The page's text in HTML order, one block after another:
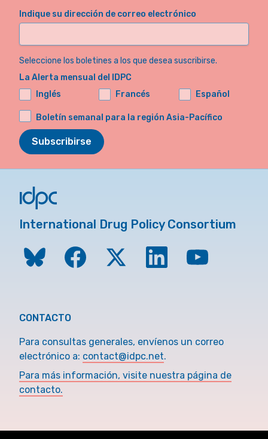
Indique su dirección de correo electrónico
Seleccione los boletines a los que desea suscribirse.
La Alerta mensual del IDPC
Inglés
Francés Español
Boletín semanal para la región Asia-Pacífico
Subscribirse
International Drug Policy Consortium
CONTACTO
Para consultas generales, envíenos un correo
electrónico a: contact@idpc.net.
Para más información, visite nuestra página de
contacto.